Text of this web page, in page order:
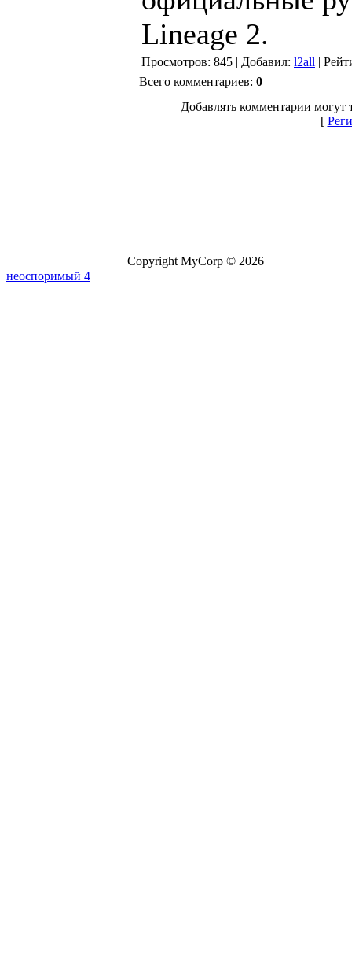
Lineage 2.
Просмотров: 845 | Добавил: l2all |
Всего комментариев: 0
Добавлять комментарии могут
[
Copyright MyCorp © 2026
неоспоримый 4